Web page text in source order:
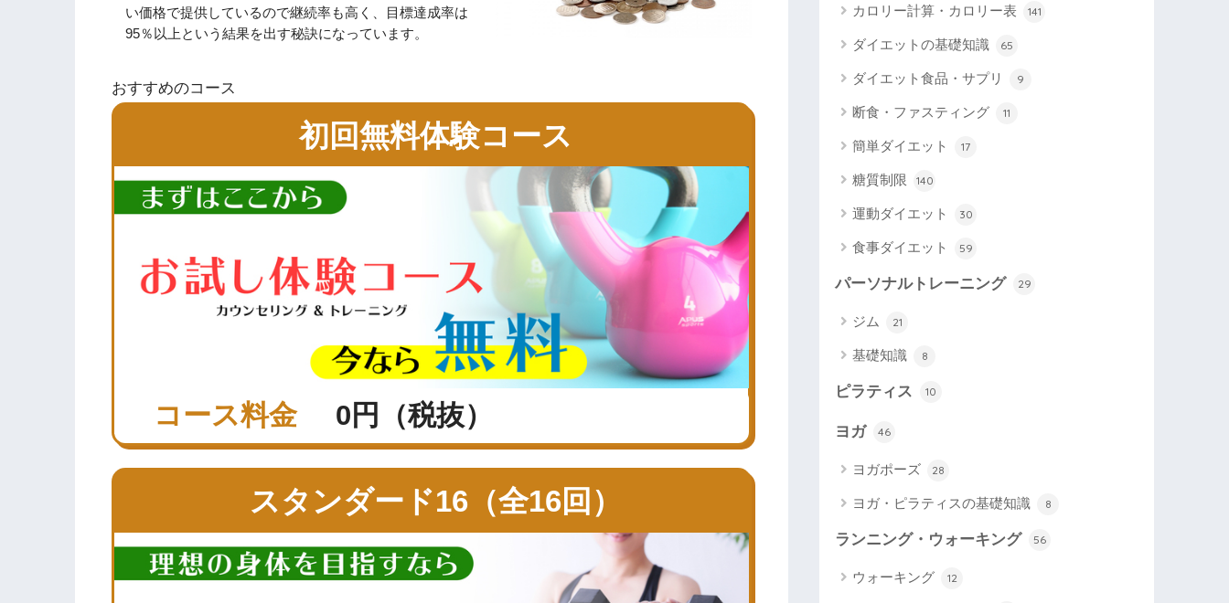
い価格で提供しているので継続率も高く、目標達成率は
95％以上という結果を出す秘訣になっています。
おすすめのコース
初回無料体験コース
コース料金 0円（税抜）
スタンダード16（全16回）
カロリー計算・カロリー表 141
ダイエットの基礎知識 65
ダイエット食品・サプリ 9
断食・ファスティング 11
簡単ダイエット 17
糖質制限 140
運動ダイエット 30
食事ダイエット 59
パーソナルトレーニング 29
ジム 21
基礎知識 8
ピラティス 10
ヨガ 46
ヨガポーズ 28
ヨガ・ピラティスの基礎知識 8
ランニング・ウォーキング 56
ウォーキング 12